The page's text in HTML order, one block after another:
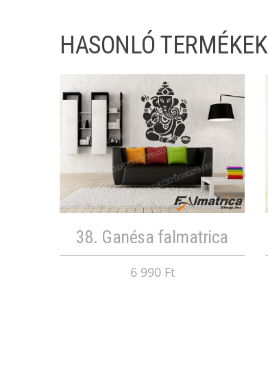
HASONLÓ TERMÉKEK
38. Ganésa falmatrica
6 990 Ft